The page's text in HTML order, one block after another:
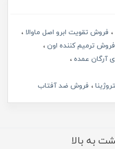
فروش تقویت ابرو اصل ماوالا
فروش ترمیم کننده اون
آرگان عمده
فروش ضد آفتاب
به بالا